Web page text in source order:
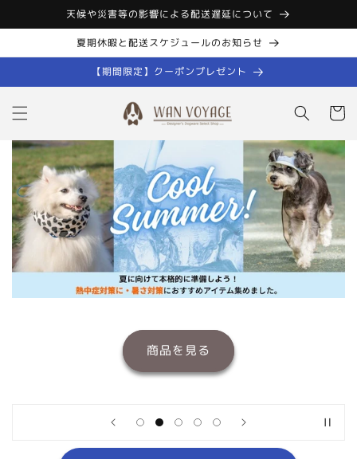
コンテン
ツに進む
天候や災害等の影響による配送遅延について
夏期休暇と配送スケジュールのお知らせ
【期間限定】クーポンプレゼント
ー
商品を見る